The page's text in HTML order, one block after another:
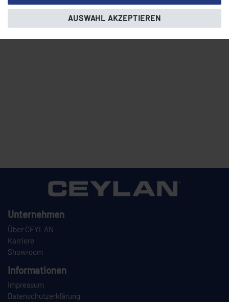
Unternehmen
Über CEYLAN
Karriere
Showroom
Informationen
Impressum
Datenschutzerklärung
AUSWAHL AKZEPTIEREN